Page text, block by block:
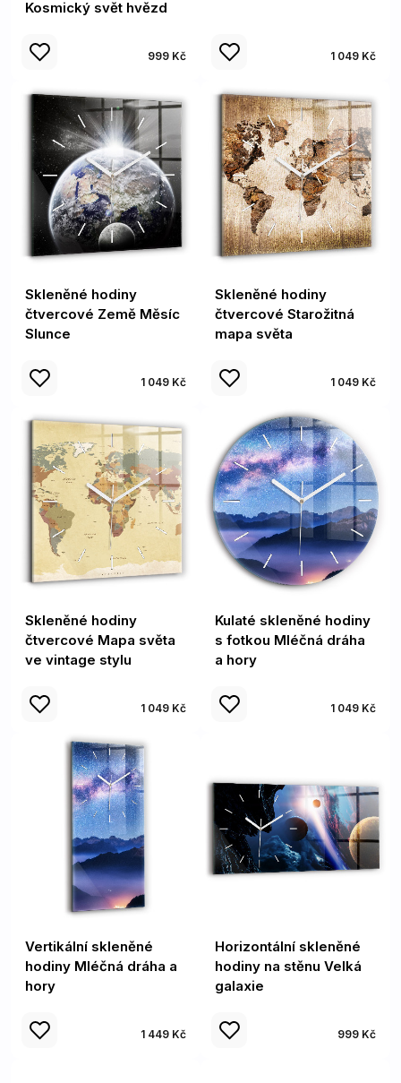
Kosmický svět hvězd
999 Kč 1 049 Kč
Skleněné hodiny
čtvercové Země Měsíc
Slunce
1 049 Kč
Skleněné hodiny
čtvercové Starožitná
mapa světa
1 049 Kč
Skleněné hodiny
čtvercové Mapa světa
ve vintage stylu
1 049 Kč
Kulaté skleněné hodiny
s fotkou Mléčná dráha
a hory
1 049 Kč
Vertikální skleněné
hodiny Mléčná dráha a
hory
1 449 Kč
Horizontální skleněné
hodiny na stěnu Velká
galaxie
999 Kč